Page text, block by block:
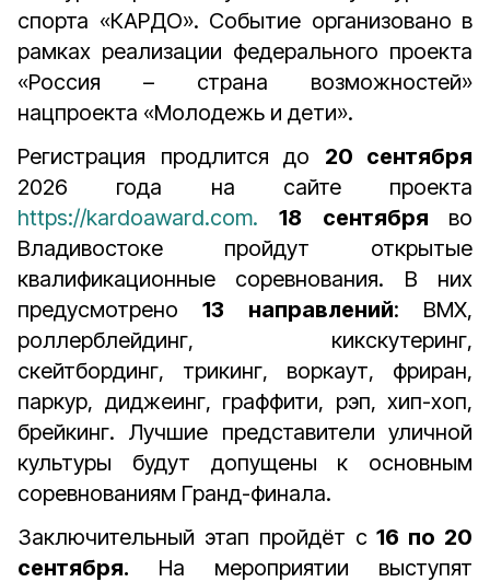
спорта «КАРДО». Событие организовано в
рамках реализации федерального проекта
«Россия – страна возможностей»
нацпроекта «Молодежь и дети».
Регистрация продлится до 20 сентября
2026 года на сайте проекта
https://kardoaward.com.18 сентября во
Владивостоке пройдут открытые
квалификационные соревнования. В них
предусмотрено13 направлений: BMX,
роллерблейдинг, кикскутеринг,
скейтбординг, трикинг, воркаут, фриран,
паркур, диджеинг, граффити, рэп, хип-хоп,
брейкинг. Лучшие представители уличной
культуры будут допущены к основным
соревнованиям Гранд-финала.
Заключительный этап пройдёт с16 по 20
сентября. На мероприятии выступят